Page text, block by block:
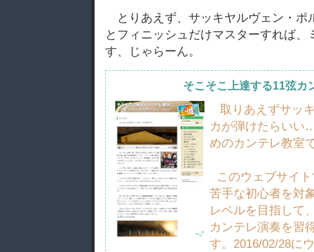
とりあえず、サッキヤルヴェン・
とフィニッシュだけマスターすれば、
す、じゃらーん。
そこそこ上達する11弦カ
取りあえずサッ
カが弾けたらい
めのカンテレ教室
このウェブサイ
苦手な初心者を対
レベルを目指して
カンテレ演奏を習
す。2016/02/28に